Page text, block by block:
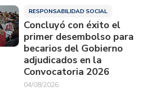
RESPONSABILIDAD SOCIAL
Concluyó con éxito el
primer desembolso para
becarios del Gobierno
adjudicados en la
Convocatoria 2026
04/08/2026